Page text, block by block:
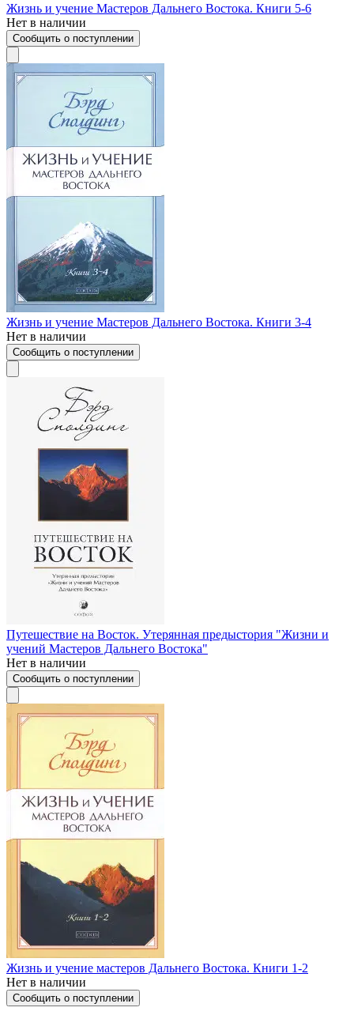
Жизнь и учение Мастеров Дальнего Востока. Книги 5-6
Нет в наличии
Сообщить о поступлении
Жизнь и учение Мастеров Дальнего Востока. Книги 3-4
Нет в наличии
Сообщить о поступлении
Путешествие на Восток. Утерянная предыстория "Жизни и
учений Мастеров Дальнего Востока"
Нет в наличии
Сообщить о поступлении
Жизнь и учение мастеров Дальнего Востока. Книги 1-2
Нет в наличии
Сообщить о поступлении